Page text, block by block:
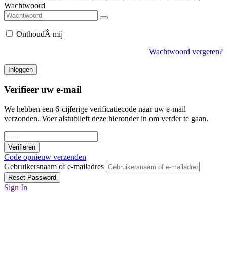
Wachtwoord
Inloggen
Verifieer uw e-mail
We hebben een 6-cijferige verificatiecode naar uw e-mail
verzonden. Voer alstublieft deze hieronder in om verder te gaan.
Verifiëren
Code opnieuw verzenden
Gebruikersnaam of e-mailadres
Reset Password
Sign In